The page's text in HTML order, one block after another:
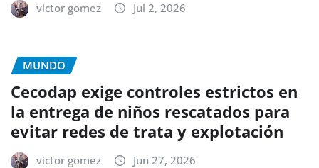
victor gomez Jul 2, 2026
MUNDO
Cecodap exige controles estrictos en
la entrega de niños rescatados para
evitar redes de trata y explotación
victor gomez Jun 27, 2026